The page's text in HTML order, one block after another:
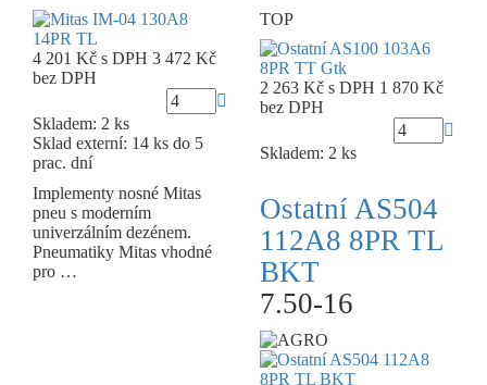
4 201 Kč s DPH 3 472 Kč
bez DPH
Skladem: 2 ks
Sklad externí: 14 ks do 5
prac. dní
Implementy nosné Mitas
pneu s moderním
univerzálním dezénem.
Pneumatiky Mitas vhodné
pro …
TOP
2 263 Kč s DPH 1 870 Kč
bez DPH
Skladem: 2 ks
Ostatní AS504
112A8 8PR TL
BKT
7.50-16